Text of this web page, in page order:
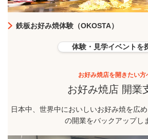
鉄板お好み焼体験（OKOSTA）
体験・見学イベントを
お好み焼店を開きたい方
お好み焼店 開業
日本中、世界中においしいお好み焼を広
の開業をバックアップし